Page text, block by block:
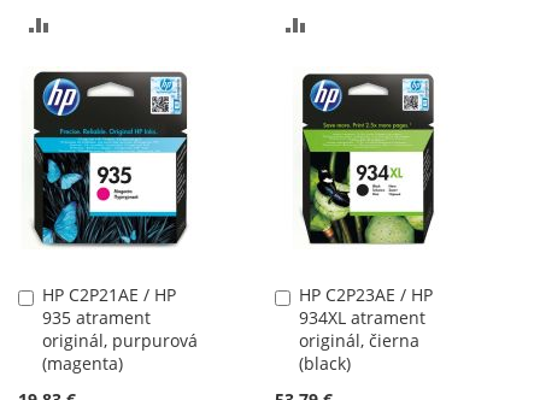
POROVNÁVANIA
POROVNÁVANIA
HP C2P21AE / HP
935 atrament
originál, purpurová
(magenta)
Pridať
do
košíka
HP C2P23AE / HP
934XL atrament
originál, čierna
(black)
Pridať
do
košíka